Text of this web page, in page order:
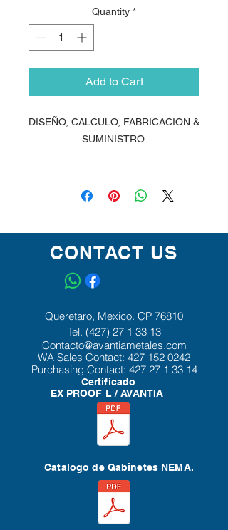
Quantity *
Add to Cart
DISEÑO, CALCULO, FABRICACION &
SUMINISTRO.
GARANTIA.
CONTACT US
Queretaro, Mexico. CP 76810
Tel. (427) 27 1 33 13
Contacto@avantiametales.com
WA Sales Contact: 427 152 0242
Purchasing Contact: 427 27 1 33 14
Certificado
EX PROOF L / AVANTIA
Catalogo de Gabinetes NEMA.